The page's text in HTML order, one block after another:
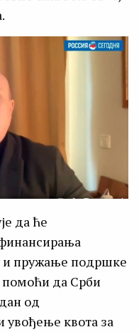
да ће
и пружање подршке
да Срби
од
увођење квота за